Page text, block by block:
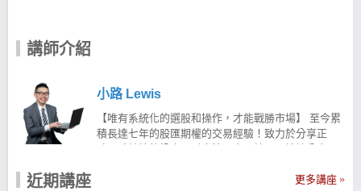
講師介紹
小路 Lewis
【唯有系統化的選股和操作，才能戰勝市場】 至今累
積長達七年的股匯期權的交易經驗！致力於分享正
確、系統性的投資理財方法、交易技巧，持續分享具
股票、外匯保證金、ETFs等商品提供持續性的資訊，
近期講座 更多講座